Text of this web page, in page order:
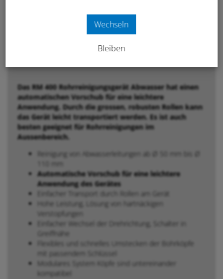
Das RM 400 Rohrreinigungsgerät Abwasser hat einen
automatischen Vorschub für eine leichtere
Anwendung. Durch die grossen, robusten Rollen kann
das Gerät leicht transportiert werden. Es ist auch
besten geeignet für Rohrreinigungen im
Aussenbereich.
Reinigung von Abwasserleitungen ab Ø 50 mm bis Ø
Automatische Vorschub für eine leichtere
Anwendung des Gerätes
Einfacher Transport durch Rollen am Gerät
Hohe Leistung, Lösung von hartnäckigen
Verstopfungen
Einfacher Wechsel der Drehrichtung, Schalter in
Greiffnähe
Flexibles und schnelles Umstecken der Bohrköpfe
mit passendem Schlüssel
Modulares System Köpfe sind untereinander
kompatibel
Wechseln
Bleiben